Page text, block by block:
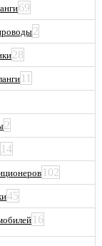
69
2
28
11
2
14
102
45
16